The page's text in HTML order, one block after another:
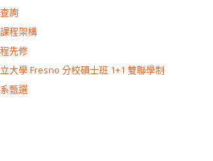
詢
程架構
先修
大學 Fresno 分校碩士班 1+1 雙聯學制
甄選